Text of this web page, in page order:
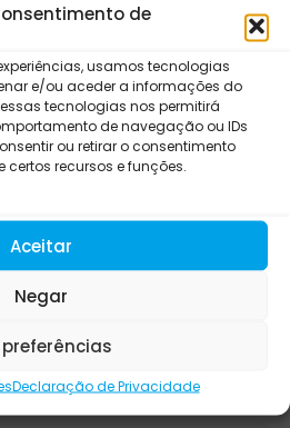
de
usamos tecnologias
e/ou aceder a informações do
tecnologias nos permitirá
de navegação ou IDs
ou retirar o consentimento
recursos e funções.
Aceitar
Negar
preferências
Declaração de Privacidade
BLOOD SUGAR